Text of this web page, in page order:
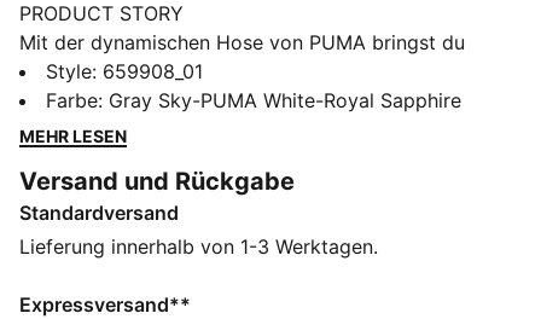
PRODUCT STORY
Mit der dynamischen Hose von PUMA bringst du
Schwung in deine Trainingseinheiten. Mit
kontrastfarbenen Einsätzen, Reißverschlusstaschen
und einem Netzeinsatz auf der Rückseite für
Mischung aus Style und Funktionalität. Der verstellbare
Kordelzug und die Beinöffnungen mit Reißverschluss
sorgen für eine individuelle Passform.
Als Teil des RE:FIBRE-Programms ist dieses
Style: 659908_01
Farbe: Gray Sky-PUMA White-Royal Sapphire
MEHR LESEN
Versand und Rückgabe
Standardversand
Lieferung innerhalb von 1-3 Werktagen.
Expressversand**